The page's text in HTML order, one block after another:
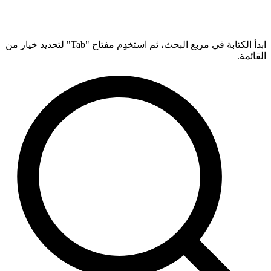
ابدأ الكتابة في مربع البحث، ثم استخدِم مفتاح "Tab" لتحديد خيار من
القائمة.